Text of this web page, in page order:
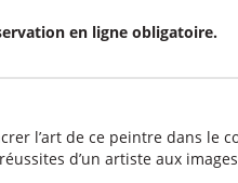
en ligne obligatoire.
l’art de ce peintre dans le
d’un artiste aux